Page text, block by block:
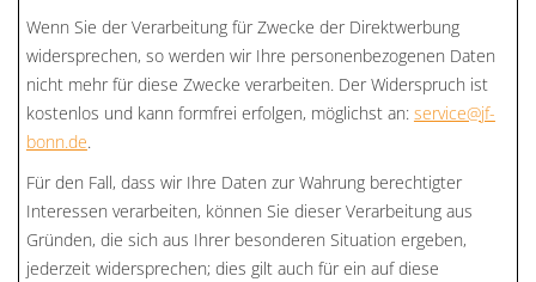
Wenn Sie der Verarbeitung für Zwecke der Direktwerbung
widersprechen, so werden wir Ihre personenbezogenen Daten
nicht mehr für diese Zwecke verarbeiten. Der Widerspruch ist
kostenlos und kann formfrei erfolgen, möglichst an: service@jf-
bonn.de.
Für den Fall, dass wir Ihre Daten zur Wahrung berechtigter
Interessen verarbeiten, können Sie dieser Verarbeitung aus
Gründen, die sich aus Ihrer besonderen Situation ergeben,
jederzeit widersprechen; dies gilt auch für ein auf diese